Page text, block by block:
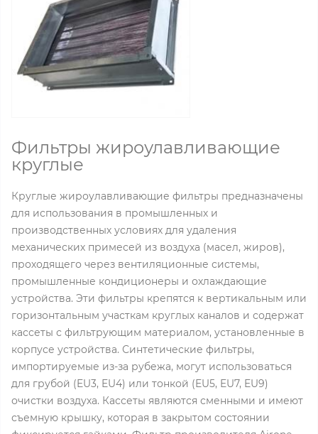
Фильтры жироулавливающие
круглые
Круглые жироулавливающие фильтры предназначены
для использования в промышленных и
производственных условиях для удаления
механических примесей из воздуха (масел, жиров),
проходящего через вентиляционные системы,
промышленные кондиционеры и охлаждающие
устройства. Эти фильтры крепятся к вертикальным или
горизонтальным участкам круглых каналов и содержат
кассеты с фильтрующим материалом, установленные в
корпусе устройства. Синтетические фильтры,
импортируемые из-за рубежа, могут использоваться
для грубой (EU3, EU4) или тонкой (EU5, EU7, EU9)
очистки воздуха. Кассеты являются сменными и имеют
съемную крышку, которая в закрытом состоянии